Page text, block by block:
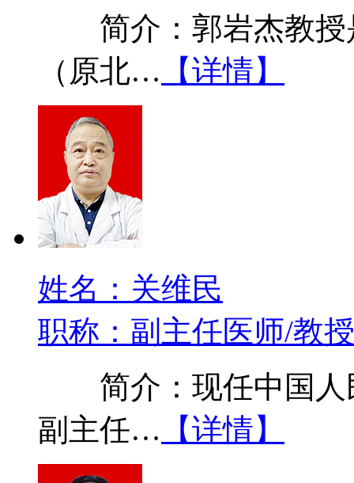
简介：郭岩杰教授
（原北… 【详情】
姓名：关维民
职称：副主任医师/教授
简介：现任中国人
副主任… 【详情】